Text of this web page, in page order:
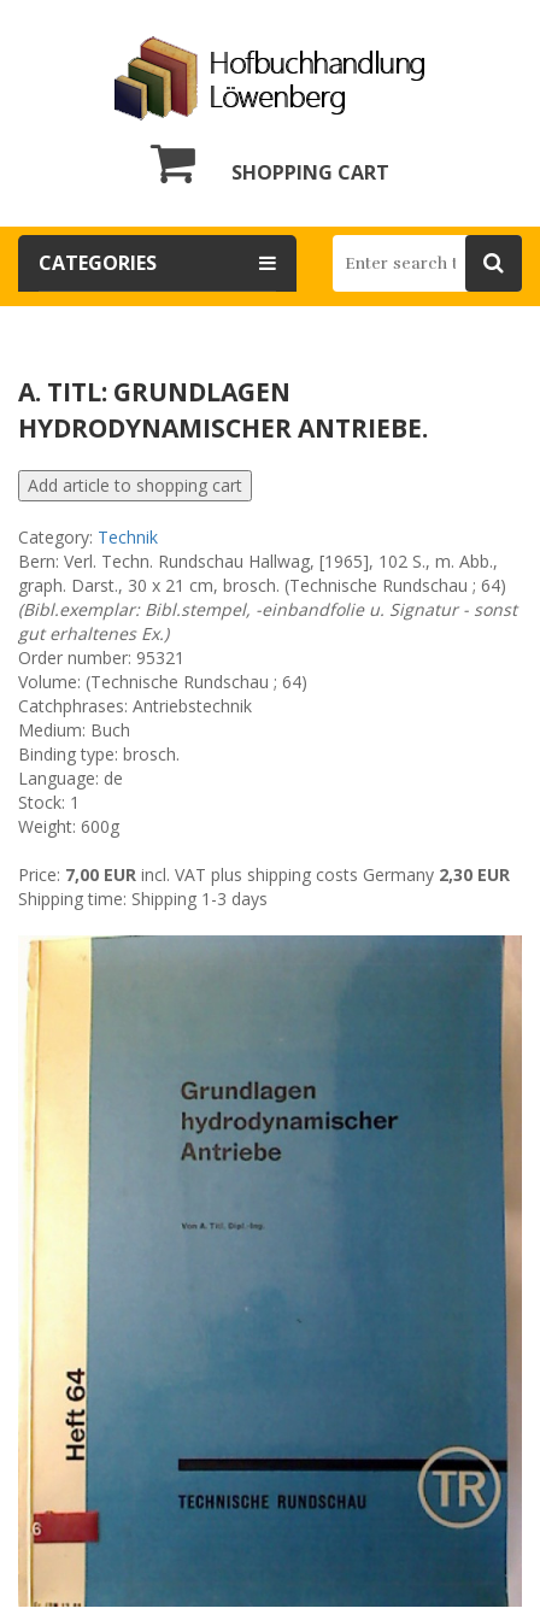
SHOPPING CART
CATEGORIES
A. TITL: GRUNDLAGEN
HYDRODYNAMISCHER ANTRIEBE.
Category: Technik
Bern: Verl. Techn. Rundschau Hallwag, [1965], 102 S., m. Abb.,
graph. Darst., 30 x 21 cm, brosch. (Technische Rundschau ; 64)
(Bibl.exemplar: Bibl.stempel, -einbandfolie u. Signatur - sonst
gut erhaltenes Ex.)
Order number: 95321
Volume: (Technische Rundschau ; 64)
Catchphrases: Antriebstechnik
Medium: Buch
Binding type: brosch.
Language: de
Stock: 1
Weight: 600g
Price: 7,00 EUR incl. VAT plus shipping costs Germany 2,30 EUR
Shipping time: Shipping 1-3 days